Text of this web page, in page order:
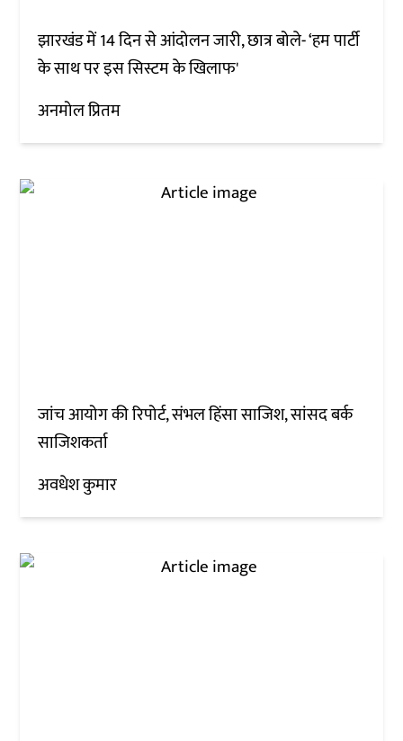
झारखंड में 14 दिन से आंदोलन जारी, छात्र बोले- ‘हम पार्टी
के साथ पर इस सिस्टम के खिलाफ'
अनमोल प्रितम
जांच आयोग की रिपोर्ट, संभल हिंसा साजिश, सांसद बर्क
साजिशकर्ता
अवधेश कुमार